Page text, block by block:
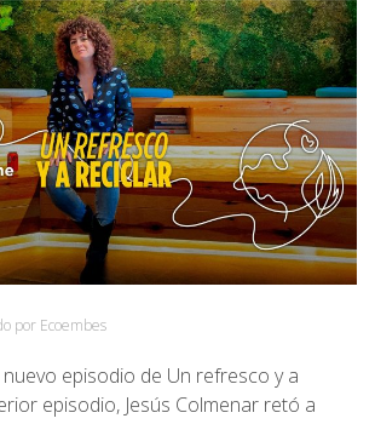
por Ecoembes
episodio de Un refresco y a
episodio, Jesús Colmenar retó a